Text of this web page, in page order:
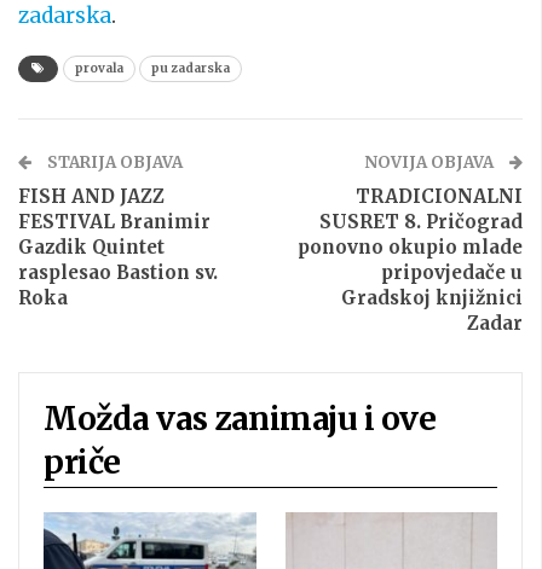
zadarska.
provala pu zadarska
STARIJA OBJAVA
FISH AND JAZZ
FESTIVAL Branimir
Gazdik Quintet
rasplesao Bastion sv.
Roka
NOVIJA OBJAVA
TRADICIONALNI
SUSRET 8. Pričograd
ponovno okupio mlade
pripovjedače u
Gradskoj knjižnici
Zadar
Možda vas zanimaju i ove
priče